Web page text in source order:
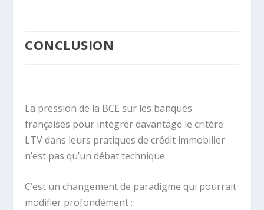
CONCLUSION
La pression de la BCE sur les banques
françaises pour intégrer davantage le critère
LTV dans leurs pratiques de crédit immobilier
n’est pas qu’un débat technique.
C’est un changement de paradigme qui pourrait
modifier profondément :